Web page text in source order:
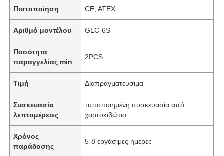
Πιστοποίηση CE, ATEX
Αριθμό μοντέλου GLC-6S
Ποσότητα
παραγγελίας min
2PCS
Τιμή Διαπραγματεύσιμα
Συσκευασία
λεπτομέρειες
τυποποιημένη συσκευασία από
χαρτοκιβώτιο
Χρόνος
παράδοσης
5-8 εργάσιμες ημέρες